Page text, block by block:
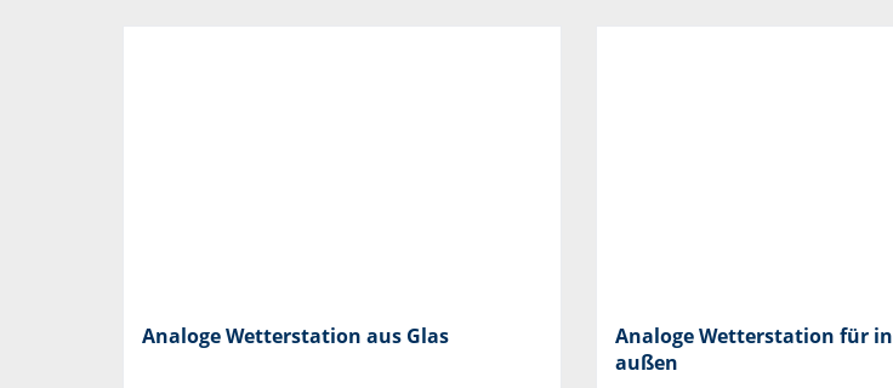
Analoge Wetterstation aus Glas
Analoge Wetterstation für
außen